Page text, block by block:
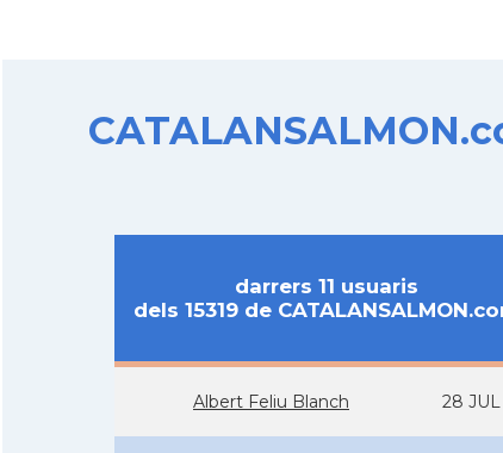
darrers 11 usuaris
dels 15319 de
Albert Feliu Blanch 28 JUL